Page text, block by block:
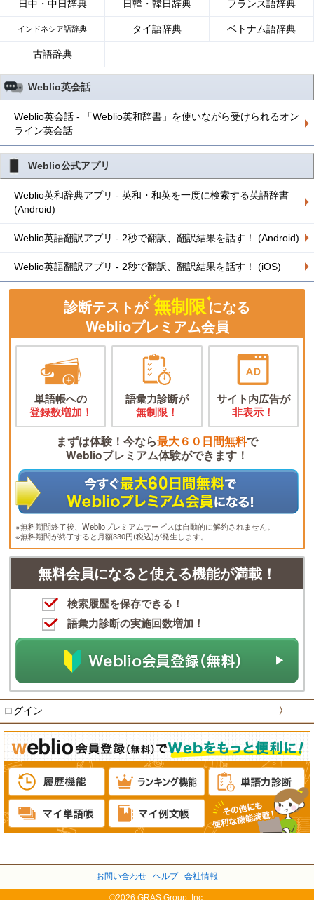
日中・中日辞典 日韓・韓日辞典 フランス語辞典
インドネシア語辞典 タイ語辞典 ベトナム語辞典
古語辞典
Weblio英会話
Weblio英会話 - 「Weblio英和辞書」を使いながら受けられるオン
ライン英会話
Weblio公式アプリ
Weblio英和辞典アプリ - 英和・和英を一度に検索する英語辞書
(Android)
Weblio英語翻訳アプリ - 2秒で翻訳、翻訳結果を話す！ (Android)
Weblio英語翻訳アプリ - 2秒で翻訳、翻訳結果を話す！ (iOS)
診断テストが 無制限になる
Weblioプレミアム会員
単語帳への
登録数増加！
語彙力診断が
無制限！
サイト内広告が
非表示！
まずは体験！今なら最大６０日間無料で
Weblioプレミアム体験ができます！
※無料期間終了後、Weblioプレミアムサービスは自動的に解約されません。
※無料期間が終了すると月額330円(税込)が発生します。
無料会員になると使える機能が満載！
検索履歴を保存できる！
語彙力診断の実施回数増加！
ログイン 〉
お問い合わせ ヘルプ 会社情報
©2026 GRAS Group, Inc.